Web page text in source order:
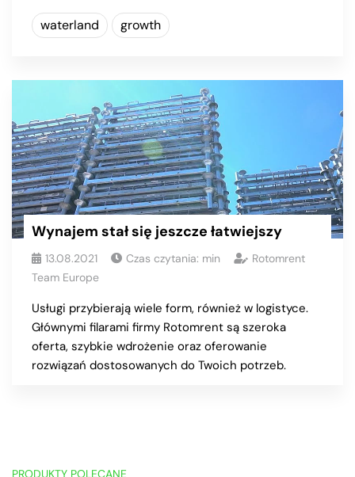
waterland growth
Wynajem stał się jeszcze łatwiejszy
13.08.2021 Czas czytania: min
Rotomrent
Team Europe
Usługi przybierają wiele form, również w logistyce.
Głównymi filarami firmy Rotomrent są szeroka
oferta, szybkie wdrożenie oraz oferowanie
rozwiązań dostosowanych do Twoich potrzeb.
PRODUKTY POLECANE